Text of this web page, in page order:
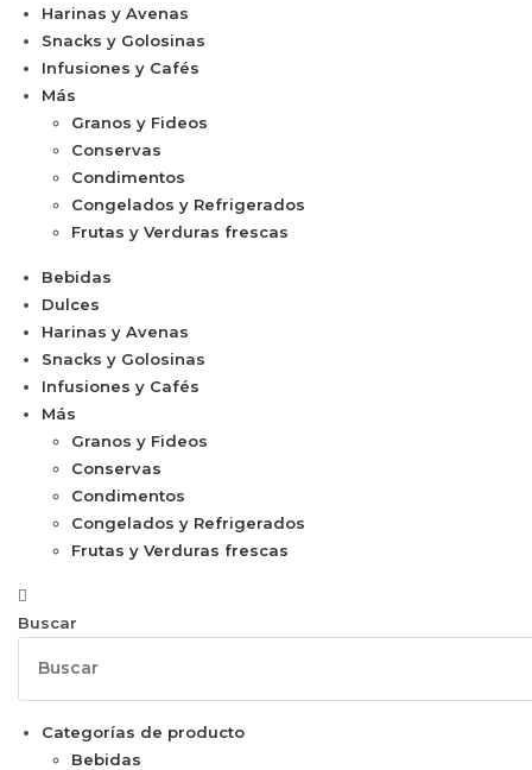
Harinas y Avenas
Snacks y Golosinas
Infusiones y Cafés
Más
Granos y Fideos
Conservas
Condimentos
Congelados y Refrigerados
Frutas y Verduras frescas
Bebidas
Dulces
Harinas y Avenas
Snacks y Golosinas
Infusiones y Cafés
Más
Granos y Fideos
Conservas
Condimentos
Congelados y Refrigerados
Frutas y Verduras frescas
Buscar
Categorías de producto
Bebidas